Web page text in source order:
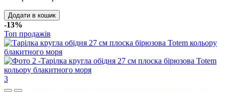
Додати в кошик
-13%
Топ продажів
3